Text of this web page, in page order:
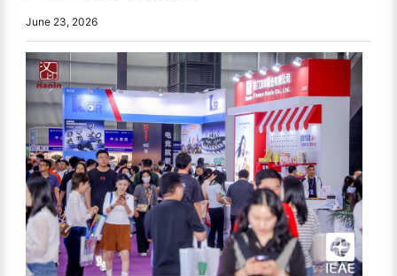
June 23, 2026